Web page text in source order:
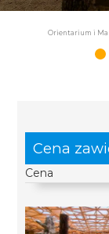
Orientarium i
Cena
Cena